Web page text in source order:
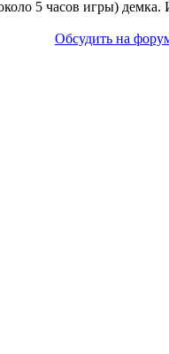
5 часов игры) демка.
Обсудить на